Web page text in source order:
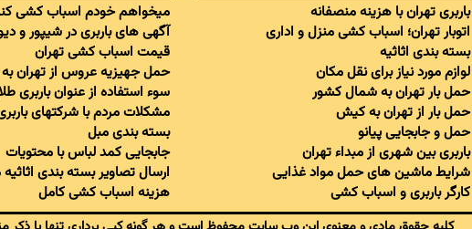
باربری تهران با هزینه منصفانه
اتوبار تهران؛ اسباب کشی منزل و اداری
بسته بندی اثاثیه
لوازم مورد نیاز برای نقل مکان
حمل بار تهران به شمال کشور
حمل بار از تهران به کیش
حمل و جابجایی پیانو
باربری بین شهری از مبداء تهران
شرایط ماشین های حمل مواد غذایی
کارگر باربری و اسباب کشی
میخواهم خودم اسباب کشی
آگهی های باربری در شیپور و
قیمت اسباب کشی تهران
حمل جهیزیه عروس از تهران
سوء استفاده از عنوان باربری
مشکلات مردم با شرکتهای
بسته بندی مبل
جابجایی کمد لباس با محتویات
ارسال تصاویر بسته بندی
هزینه اسباب کشی کامل